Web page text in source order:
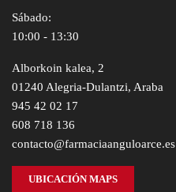
Sábado:
10:00 - 13:30
Alborkoin kalea, 2
01240 Alegria-Dulantzi, Araba
945 42 02 17
608 718 136
contacto@farmaciaanguloarce.es
UBICACIÓN MAPS